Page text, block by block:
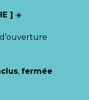
] ☀️
, fermée